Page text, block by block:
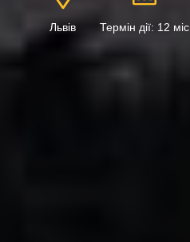
Львів Термін дії: 12 міс